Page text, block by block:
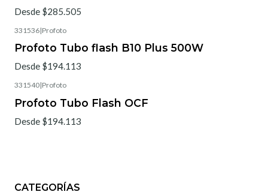
Desde $285.505
331536|Profoto
Profoto Tubo flash B10 Plus 500W
Desde $194.113
331540|Profoto
Profoto Tubo Flash OCF
Desde $194.113
CATEGORÍAS